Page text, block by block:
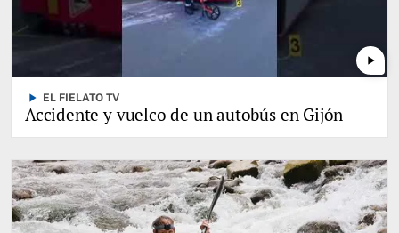
play_arrow
play_arrow EL FIELATO TV
Accidente y vuelco de un autobús en Gijón